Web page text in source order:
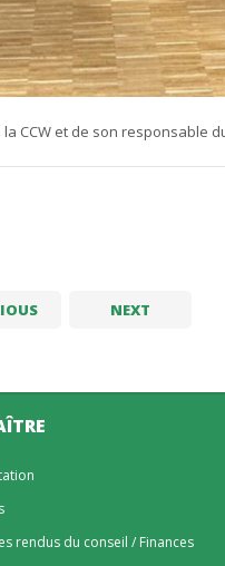
CCW et de son responsable
NEXT
rendus du conseil / Finances